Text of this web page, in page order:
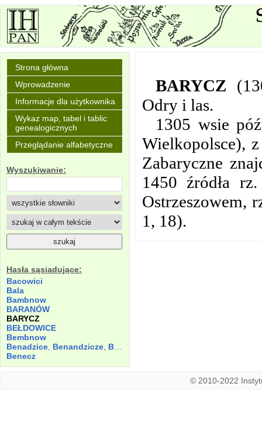
Strona główna
Wprowadzenie
Informacje dla użytkownika
Wykaz map, tabel i tablic
genealogicznych
Przeglądanie alfabetyczne
Wyszukiwanie:
Hasła sąsiadujące:
Bacowici
Bala
Bambnow
BARANÓW
BARYCZ
BEŁDOWICE
Bembnow
Benadzice Benandzicze Bernaczicze
Benecz
BARYCZ
Odry i las.
1305 wsie
Wielkopolsce),
Zabaryczne
1450 źródła
Ostrzeszowem,
1, 18).
© 2010-2022